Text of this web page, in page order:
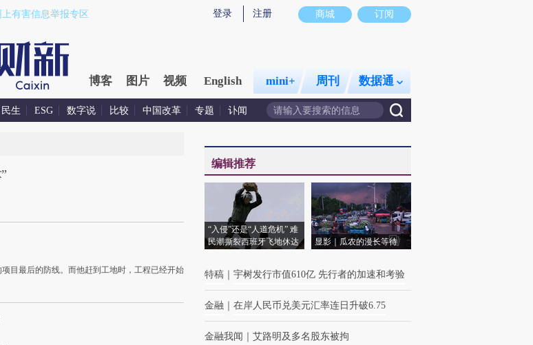
商城 订阅
登录 注册
上有害信息举报专区
博客 图片 视频 English mini+ 周刊 数据通
民生 ESG 数字说 比较 中国改革 专题 讣闻
目最后的防线。而他赶到工地时，工程已经开始
编辑推荐
“入侵”还是“人道危机” 难
民潮撕裂西班牙飞地休达
显影｜瓜农的漫长等待
特稿 宇树发行市值610亿 先行者的加速和考验
金融 在岸人民币兑美元汇率连日升破6.75
金融我闻 艾路明及多名股东被拘